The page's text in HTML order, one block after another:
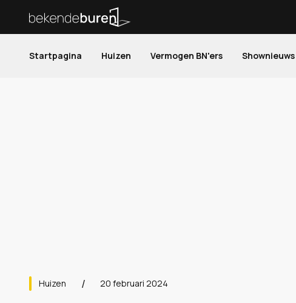
Startpagina Huizen Vermogen BN'ers Shownieuws
Huizen 20 februari 2024